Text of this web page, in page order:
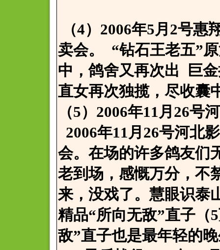
（4）2006年5月2号
卖会。 “钻石王老五”
中，鸽舍又再次出 巨
直女再次独揽，尽收囊
（5）2006年11月26号
2006年11月26号河北
会。在场的许多鸽友们
老到场，感慨万分，不
来，没戏了。慧眼识泰
精品“所向无敌”直子（
敌”直子也是最年轻的